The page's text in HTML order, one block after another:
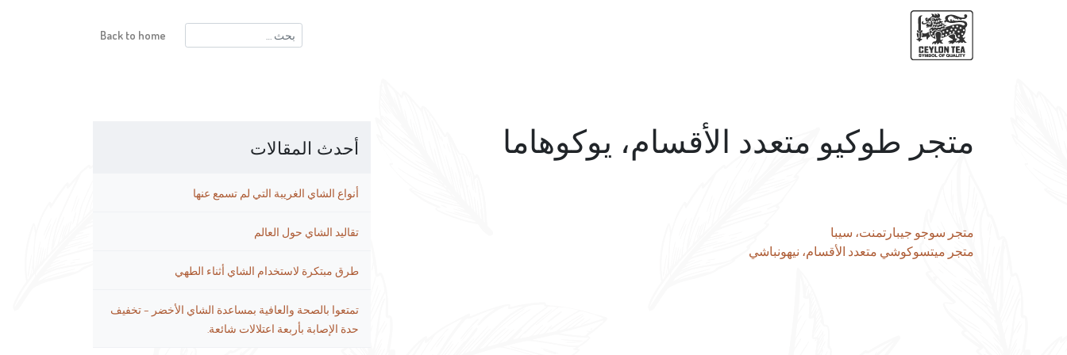
البحث
عن:
Back to home
أحدث المقالات
أنواع الشاي الغريبة التي لم تسمع عنها
تقاليد الشاي حول العالم
طرق مبتكرة لاستخدام الشاي أثناء الطهي
تمتعوا بالصحة والعافية بمساعدة الشاي الأخضر – تخفيف
حدة الإصابة بأربعة اعتلالات شائعة.
متجر طوكيو متعدد الأقسام، يوكوهاما
تصفّح
المقالات
متجر سوجو جيبارتمنت، سيبا
متجر ميتسوكوشي متعدد الأقسام، نيهونباشي